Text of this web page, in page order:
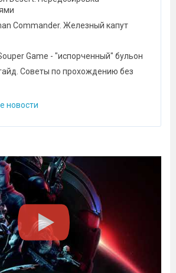
Commander. Железный капут
Game - "испорченный" бульон
Советы по прохождению без
новости